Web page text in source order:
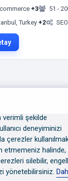
+3
51 -
Turkey +2
şekilde
deneyiminizi
çerezler
etmemeniz halinde,
silebilir,
yönetebilirsiniz.